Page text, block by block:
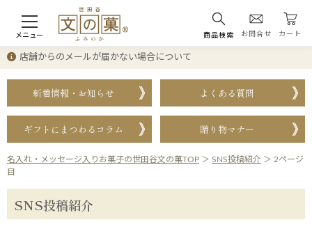
メニュー 商品検索 お問合せ カート
店舗からのメールが届かない場合について
新着情報・お知らせ よくある質問
ギフトにまつわるコラム 贈り物マナー
名入れ・メッセージ入りお菓子の世田谷文の菓TOP ＞ SNS投稿紹介 ＞ 2ページ
目
SNS投稿紹介